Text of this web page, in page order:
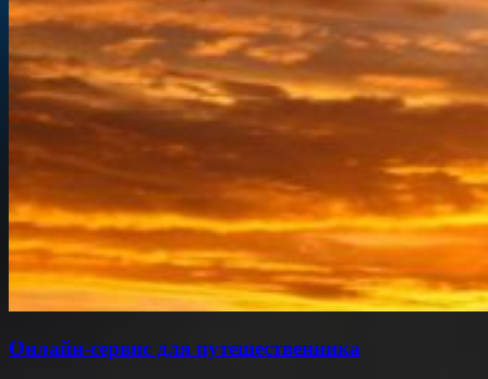
Онлайн-сервис для путешественника